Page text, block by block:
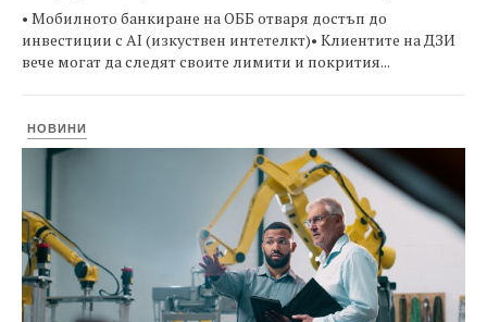
• Мобилното банкиране на ОББ отваря достъп до
инвестиции с AI (изкуствен интетелкт)• Клиентите на ДЗИ
вече могат да следят своите лимити и покрития...
НОВИНИ